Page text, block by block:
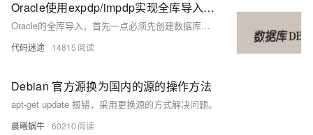
Oracle使用expdp/impdp实现全库导入导出的整体流程
Oracle的全库导入，首先一点必须先创建数据库，创建了数据库，才能往该数据库导入所有数据。相对来说，使用Oracle进行数据导入导出还很有些“麻烦”的，大多数资料上来就是......
代码迷途 14815
Debian 官方源换为国内的源的操作方法
apt-get update 报错，采用更换源的方式解决问题。
晨曦蜗牛 60210